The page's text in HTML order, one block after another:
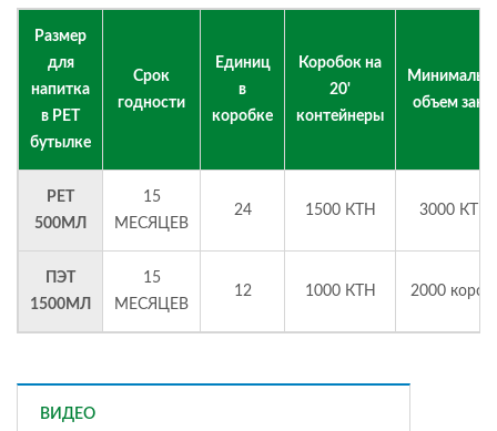
Размер
для
напитка
в PET
бутылке
Срок
годности
Единиц
в
коробке
Коробок на
20'
контейнеры
объем
PET
500МЛ
15
МЕСЯЦЕВ
24 1500 КТН 3000
ПЭТ
1500МЛ
15
МЕСЯЦЕВ
12 1000 КТН 2000
ВИДЕО